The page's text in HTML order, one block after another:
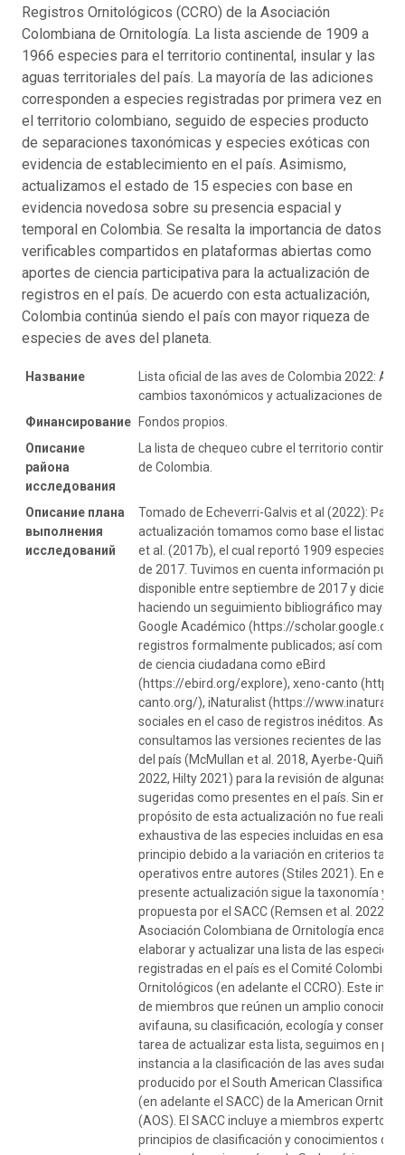
Registros Ornitológicos (CCRO) de la Asociación
Colombiana de Ornitología. La lista asciende de 1909 a
1966 especies para el territorio continental, insular y las
aguas territoriales del país. La mayoría de las adiciones
corresponden a especies registradas por primera vez en
el territorio colombiano, seguido de especies producto
de separaciones taxonómicas y especies exóticas con
evidencia de establecimiento en el país. Asimismo,
actualizamos el estado de 15 especies con base en
evidencia novedosa sobre su presencia espacial y
temporal en Colombia. Se resalta la importancia de datos
verificables compartidos en plataformas abiertas como
aportes de ciencia participativa para la actualización de
registros en el país. De acuerdo con esta actualización,
Colombia continúa siendo el país con mayor riqueza de
especies de aves del planeta.
Название
Lista oficial de las aves de Colombia 2022:
cambios taxonómicos y actualizaciones de
Финансирование
Fondos propios.
Описание
района
исследования
La lista de chequeo cubre el territorio
de Colombia.
Описание плана
выполнения
исследований
Tomado de Echeverri-Galvis et al (2022): Para
actualización tomamos como base el listado
et al. (2017b), el cual reportó 1909 especies
de 2017. Tuvimos en cuenta información
disponible entre septiembre de 2017 y
haciendo un seguimiento bibliográfico
Google Académico (https://
registros formalmente publicados; así como
de ciencia ciudadana como eBird
(https://ebird.org/explore), xeno-canto
canto.org/), iNaturalist (https://
sociales en el caso de registros inéditos.
consultamos las versiones recientes de las
del país (McMullan et al. 2018, Ayerbe-
2022, Hilty 2021) para la revisión de algunas
sugeridas como presentes en el país. Sin
propósito de esta actualización no fue realizar
exhaustiva de las especies incluidas en esas
principio debido a la variación en criterios
operativos entre autores (Stiles 2021). En este
presente actualización sigue la taxonomía y
propuesta por el SACC (Remsen et al. 2022).
Asociación Colombiana de Ornitología
elaborar y actualizar una lista de las especies
registradas en el país es el Comité
Ornitológicos (en adelante el CCRO). Este
de miembros que reúnen un amplio
avifauna, su clasificación, ecología y
tarea de actualizar esta lista, seguimos en
instancia a la clasificación de las aves
producido por el South American
(en adelante el SACC) de la American
(AOS). El SACC incluye a miembros expertos
principios de clasificación y conocimientos